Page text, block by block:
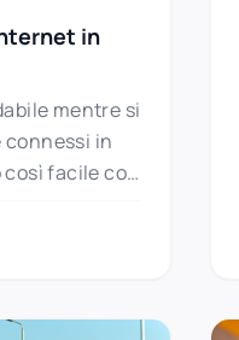
in
mentre si
connessi in
facile con